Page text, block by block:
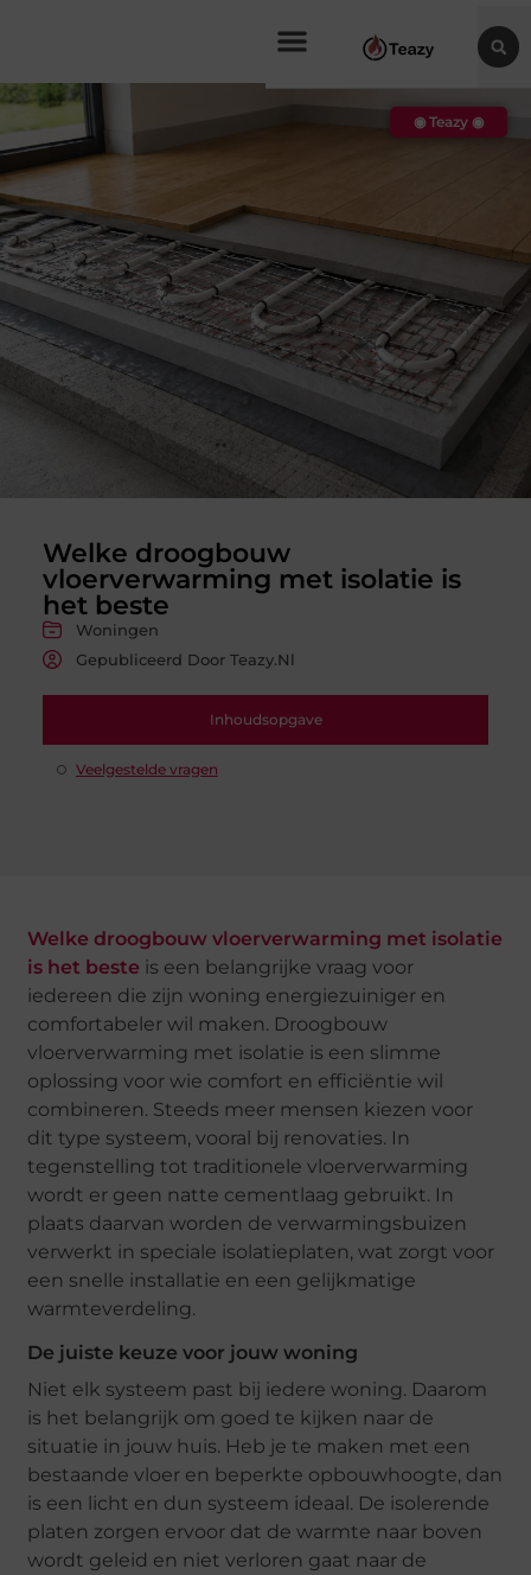
Welke droogbouw
vloerverwarming met isolatie is
het beste
Woningen
Gepubliceerd Door Teazy.nl
Inhoudsopgave
Veelgestelde vragen
◉ Teazy ◉
Welke droogbouw vloerverwarming met isolatie
is het beste is een belangrijke vraag voor
iedereen die zijn woning energiezuiniger en
comfortabeler wil maken. Droogbouw
vloerverwarming met isolatie is een slimme
oplossing voor wie comfort en efficiëntie wil
combineren. Steeds meer mensen kiezen voor
dit type systeem, vooral bij renovaties. In
tegenstelling tot traditionele vloerverwarming
wordt er geen natte cementlaag gebruikt. In
plaats daarvan worden de verwarmingsbuizen
verwerkt in speciale isolatieplaten, wat zorgt voor
een snelle installatie en een gelijkmatige
warmteverdeling.
De juiste keuze voor jouw woning
Niet elk systeem past bij iedere woning. Daarom
is het belangrijk om goed te kijken naar de
situatie in jouw huis. Heb je te maken met een
bestaande vloer en beperkte opbouwhoogte, dan
is een licht en dun systeem ideaal. De isolerende
platen zorgen ervoor dat de warmte naar boven
wordt geleid en niet verloren gaat naar de